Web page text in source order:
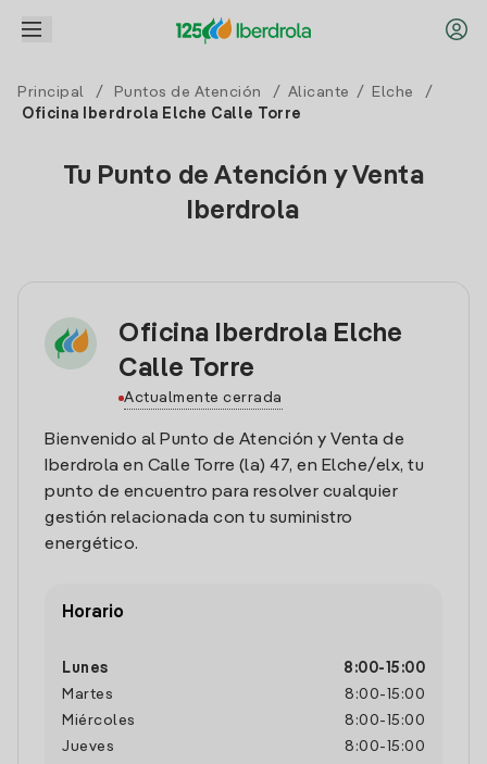
Principal / Puntos de Atención / Alicante / Elche
/
Oficina Iberdrola Elche Calle Torre
Tu Punto de Atención y Venta
Iberdrola
Oficina Iberdrola Elche
Calle Torre
Actualmente cerrada
Bienvenido al Punto de Atención y Venta de
Iberdrola en Calle Torre (la) 47, en Elche/elx, tu
punto de encuentro para resolver cualquier
gestión relacionada con tu suministro
energético.
Horario
Lunes 8:00- 15:00
Martes
8:00- 15:00
Miércoles
8:00- 15:00
Jueves
8:00- 15:00